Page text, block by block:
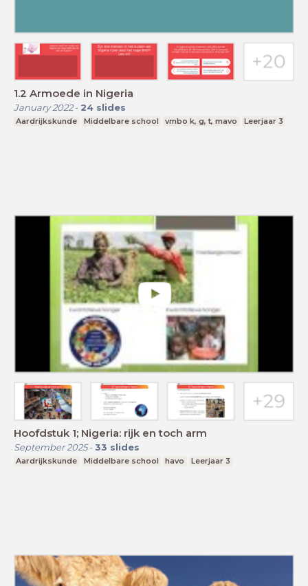
1.2 Armoede in Nigeria
January 2022- 24 slides
Aardrijkskunde Middelbare school vmbo k, g, t, mavo Leerjaar 3
Hoofdstuk 1; Nigeria: rijk en toch arm
September 2025- 33 slides
Aardrijkskunde Middelbare school havo Leerjaar 3